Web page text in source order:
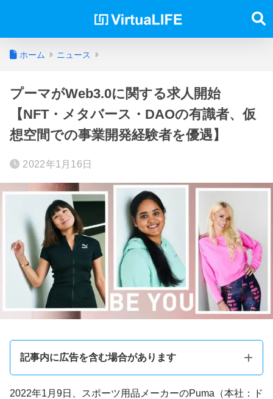
ホーム ニュース
プーマがWeb3.0に関する求人開始
【NFT・メタバース・DAOの有識者、仮
想空間での事業開発経験者を優遇】
2022年1月16日
記事内に広告を含む場合があります
2022年1月9日、スポーツ用品メーカーのPuma（本社：ド